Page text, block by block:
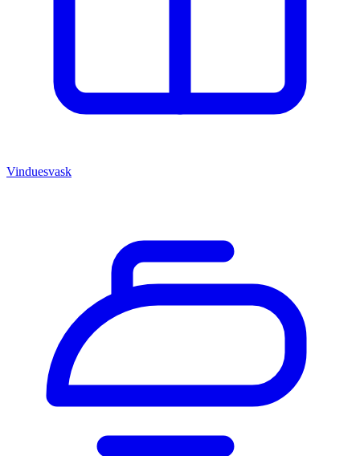
Vinduesvask